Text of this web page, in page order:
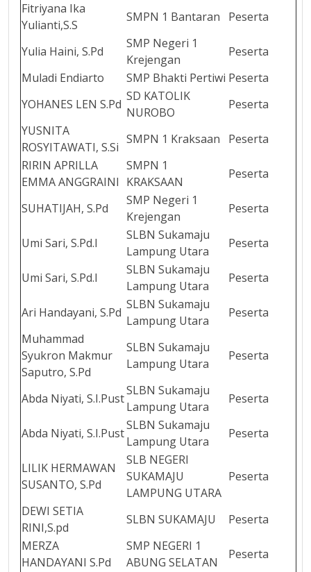
Fitriyana Ika
Yulianti,S.S
SMPN 1 Bantaran Peserta
Yulia Haini, S.Pd
SMP Negeri 1
Krejengan
Peserta
Muladi Endiarto
SMP Bhakti Pertiwi Peserta
YOHANES LEN S.Pd
SD KATOLIK
NUROBO
Peserta
YUSNITA
ROSYITAWATI, S.Si
SMPN 1 Kraksaan
Peserta
RIRIN APRILLA
EMMA ANGGRAINI
SMPN 1
KRAKSAAN
Peserta
SUHATIJAH, S.Pd
SMP Negeri 1
Krejengan
Peserta
Umi Sari, S.Pd.I
SLBN Sukamaju
Lampung Utara
Peserta
Umi Sari, S.Pd.I
SLBN Sukamaju
Lampung Utara
Peserta
Ari Handayani, S.Pd
SLBN Sukamaju
Lampung Utara
Peserta
Muhammad
Syukron Makmur
Saputro, S.Pd
SLBN Sukamaju
Lampung Utara
Peserta
Abda Niyati, S.I.Pust
SLBN Sukamaju
Lampung Utara
Peserta
Abda Niyati, S.I.Pust
SLBN Sukamaju
Lampung Utara
Peserta
LILIK HERMAWAN
SUSANTO, S.Pd
SLB NEGERI
SUKAMAJU
LAMPUNG UTARA
Peserta
DEWI SETIA
RINI,S.pd
SLBN SUKAMAJU
Peserta
MERZA
HANDAYANI S.Pd
SMP NEGERI 1
ABUNG SELATAN
Peserta